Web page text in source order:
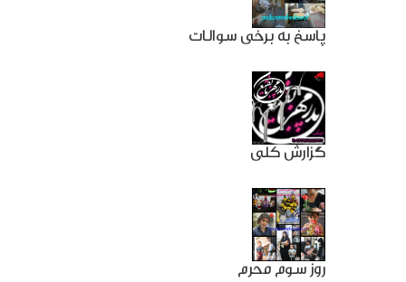
پاسخ به برخی سوالات
گزارش کلی
روز سوم محرم